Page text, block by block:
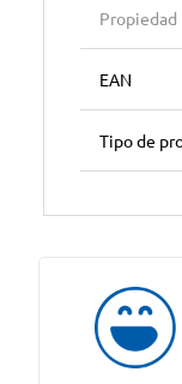
Propiedad
EAN
Tipo de